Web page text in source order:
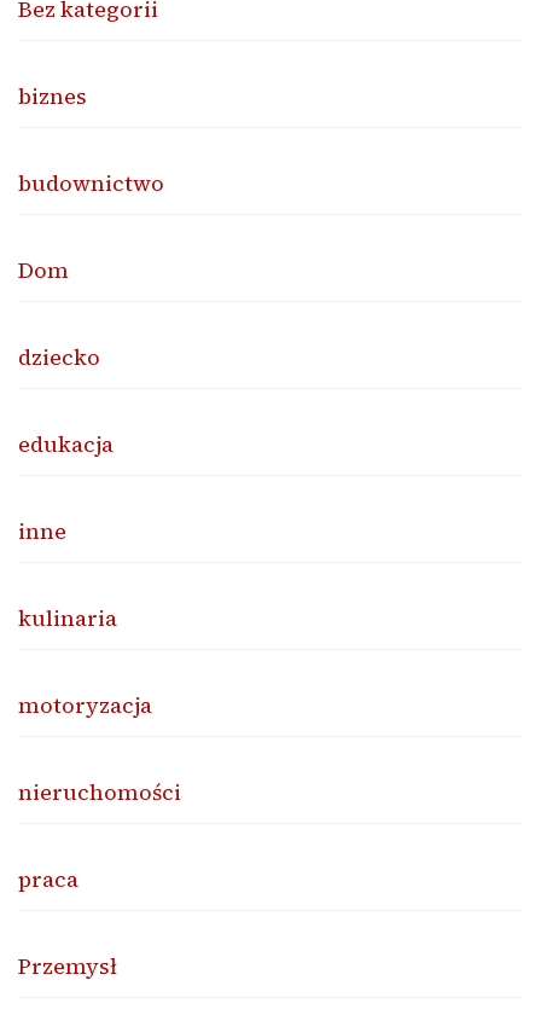
Bez kategorii
biznes
budownictwo
Dom
dziecko
edukacja
inne
kulinaria
motoryzacja
nieruchomości
praca
Przemysł